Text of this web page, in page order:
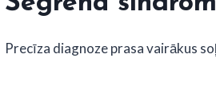
Precīza diagnoze prasa vairākus